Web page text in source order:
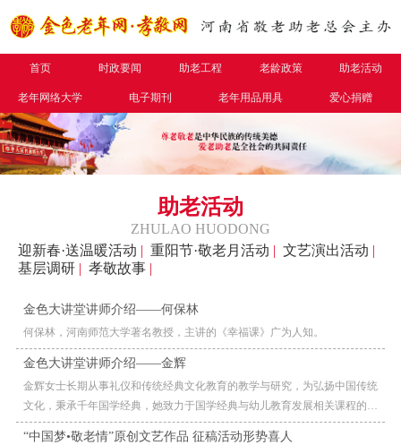
首页 时政要闻 助老工程 老龄政策 助老活动
老年网络大学 电子期刊 老年用品用具 爱心捐赠
助老活动
ZHULAO HUODONG
迎新春·送温暖活动 | 重阳节·敬老月活动 | 文艺演出活动 |
基层调研| 孝敬故事|
金色大讲堂讲师介绍——何保林
何保林，河南师范大学著名教授，主讲的《幸福课》广为人知。
金色大讲堂讲师介绍——金辉
金辉女士长期从事礼仪和传统经典文化教育的教学与研究，为弘扬中国传统
文化，秉承千年国学经典，她致力于国学经典与幼儿教育发展相关课程的研
究。金老师的授课深入浅出、寓教于乐，极具感染力和吸引力，深受各地各
“中国梦•敬老情”原创文艺作品 征稿活动形势喜人